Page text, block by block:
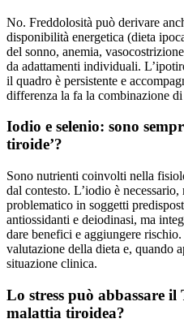
No. Freddolosità può derivare
disponibilità energetica (dieta
del sonno, anemia,
da adattamenti individuali.
il quadro è persistente e
differenza la fa la combinazione
Iodio e selenio: sono
tiroide’?
Sono nutrienti coinvolti nella
dal contesto. L’iodio è necessario,
problematico in soggetti
antiossidanti e deiodinasi, ma
dare benefici e aggiungere
valutazione della dieta e, quando
situazione clinica.
Lo stress può abbassare il
malattia tiroidea?